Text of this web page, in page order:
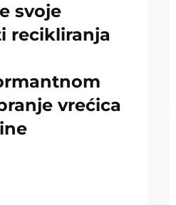
svoje
recikliranja
vrećica